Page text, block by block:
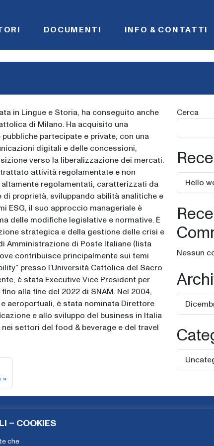
– COOKIES
che
DOCUMENTI INFO & CONTATTI
in Lingue e Storia, ha conseguito anche
di Milano. Ha acquisito una
partecipate e private, con una
digitali e delle concessioni,
verso la liberalizzazione dei mercati.
attività regolamentate e non
regolamentati, caratterizzati da
proprietà, sviluppando abilità analitiche e
ESG, il suo approccio manageriale è
delle modifiche legislative e normative. È
strategica e della gestione delle crisi e
Amministrazione di Poste Italiane (lista
contribuisce principalmente sui temi
presso l’Università Cattolica del Sacro
è stata Executive Vice President per
alla fine del 2022 di SNAM. Nel 2004,
aeroportuali, è stata nominata Direttore
e allo sviluppo del business in Italia
settori del food & beverage e del travel
Cerca
Hello
Nessun
House - Ambrosetti - Gennaio 2026